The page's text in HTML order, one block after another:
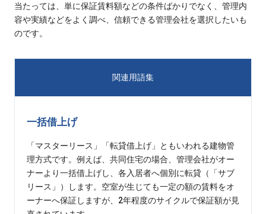
当たっては、単に保証賃料額などの条件ばかりでなく、管理内
容や実績などをよく調べ、信頼できる管理会社を選択したいも
のです。
関連用語集
一括借上げ
「マスターリース」「転貸借上げ」ともいわれる建物管
理方式です。例えば、共同住宅の場合、管理会社がオー
ナーより一括借上げし、各入居者へ個別に転貸（「サブ
リース」）します。空室が生じても一定の額の賃料をオ
ーナーへ保証しますが、2年程度のサイクルで保証額が見